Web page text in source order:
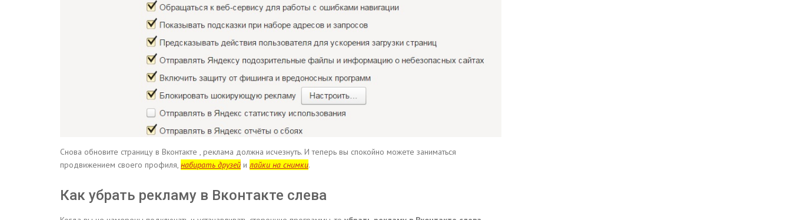
Снова обновите страницу в Вконтакте , реклама должна исчезнуть. И теперь вы спокойно можете заниматься
продвижением своего профиля, набирать друзей илайки на снимки.
Как убрать рекламу в Вконтакте слева